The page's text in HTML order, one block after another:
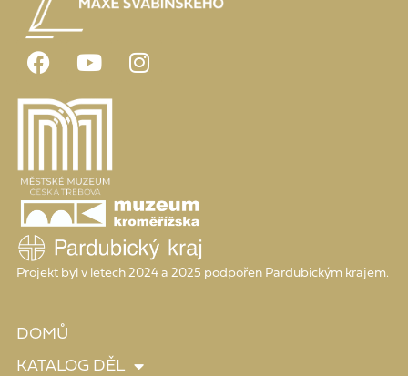
Projekt byl v letech 2024 a 2025 podpořen Pardubickým krajem.
DOMŮ
KATALOG DĚL